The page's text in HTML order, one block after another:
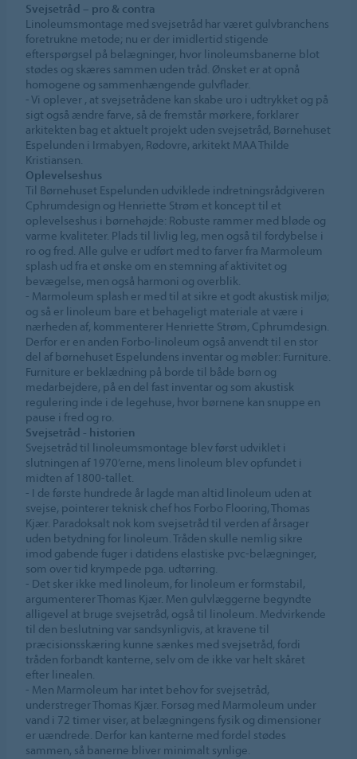
Svejsetråd – pro & contra
Linoleumsmontage med svejsetråd har været gulvbranchens
foretrukne metode; nu er der imidlertid stigende
efterspørgsel på belægninger, hvor linoleumsbanerne blot
stødes og skæres sammen uden tråd. Ønsket er at opnå
homogene og sammenhængende gulvflader.
- Vi oplever , at svejsetrådene kan skabe uro i udtrykket og på
sigt også ændre farve, så de fremstår mørkere, forklarer
arkitekten bag et aktuelt projekt uden svejsetråd, Børnehuset
Espelunden i Irmabyen, Rødovre, arkitekt MAA Thilde
Kristiansen.
Oplevelseshus
Til Børnehuset Espelunden udviklede indretningsrådgiveren
Cphrumdesign og Henriette Strøm et koncept til et
oplevelseshus i børnehøjde: Robuste rammer med bløde og
varme kvaliteter. Plads til livlig leg, men også til fordybelse i
ro og fred. Alle gulve er udført med to farver fra Marmoleum
splash ud fra et ønske om en stemning af aktivitet og
bevægelse, men også harmoni og overblik.
- Marmoleum splash er med til at sikre et godt akustisk miljø;
og så er linoleum bare et behageligt materiale at være i
nærheden af, kommenterer Henriette Strøm, Cphrumdesign.
Derfor er en anden Forbo-linoleum også anvendt til en stor
del af børnehuset Espelundens inventar og møbler: Furniture.
Furniture er beklædning på borde til både børn og
medarbejdere, på en del fast inventar og som akustisk
regulering inde i de legehuse, hvor børnene kan snuppe en
pause i fred og ro.
Svejsetråd - historien
Svejsetråd til linoleumsmontage blev først udviklet i
slutningen af 1970’erne, mens linoleum blev opfundet i
midten af 1800-tallet.
- I de første hundrede år lagde man altid linoleum uden at
svejse, pointerer teknisk chef hos Forbo Flooring, Thomas
Kjær. Paradoksalt nok kom svejsetråd til verden af årsager
uden betydning for linoleum. Tråden skulle nemlig sikre
imod gabende fuger i datidens elastiske pvc-belægninger,
som over tid krympede pga. udtørring.
- Det sker ikke med linoleum, for linoleum er formstabil,
argumenterer Thomas Kjær. Men gulvlæggerne begyndte
alligevel at bruge svejsetråd, også til linoleum. Medvirkende
til den beslutning var sandsynligvis, at kravene til
præcisionsskæring kunne sænkes med svejsetråd, fordi
tråden forbandt kanterne, selv om de ikke var helt skåret
efter linealen.
- Men Marmoleum har intet behov for svejsetråd,
understreger Thomas Kjær. Forsøg med Marmoleum under
vand i 72 timer viser, at belægningens fysik og dimensioner
er uændrede. Derfor kan kanterne med fordel stødes
sammen, så banerne bliver minimalt synlige.